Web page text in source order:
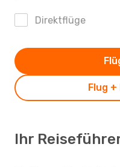
Direktflüge
Flug
Ihr